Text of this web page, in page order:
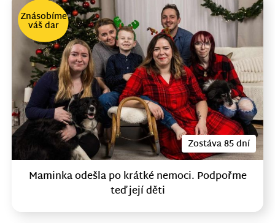
Zostáva 85 dní
Znásobíme
váš dar
Maminka odešla po krátké nemoci. Podpořme
teď její děti